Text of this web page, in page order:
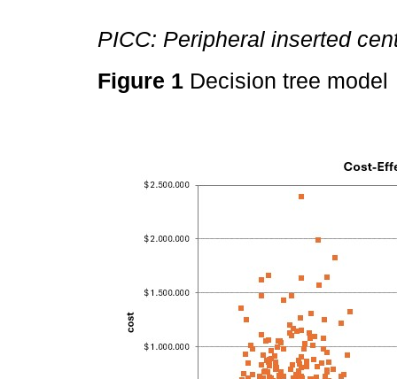
PICC: Peripheral inserted
Figure 1 Decision tree